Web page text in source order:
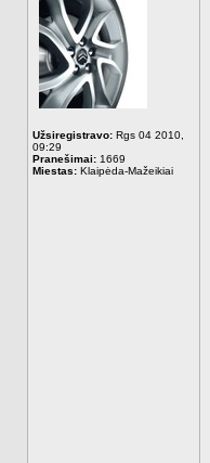
Užsiregistravo: Rgs 04 2010,
09:29
Pranešimai: 1669
Miestas: Klaipėda-Mažeikiai